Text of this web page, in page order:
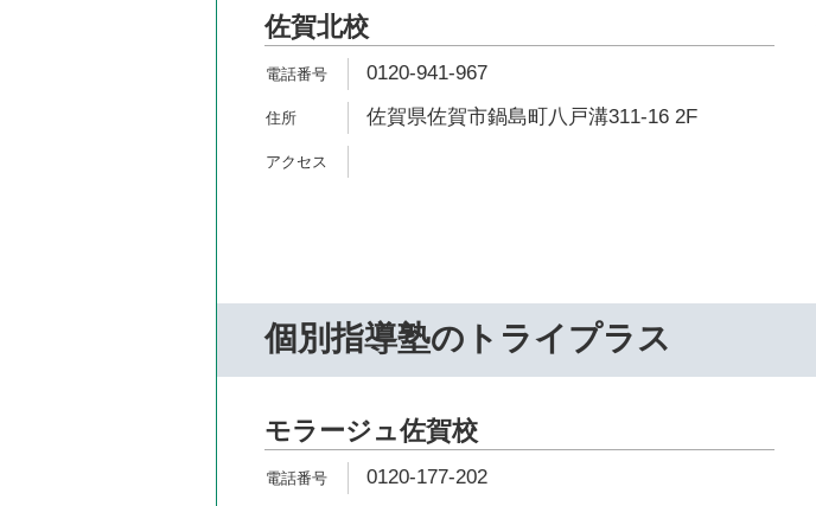
佐賀北校
0120-941-967
佐賀県佐賀市鍋島町八戸溝311-16 2F
個別指導塾のトライプラス
モラージュ佐賀校
0120-177-202